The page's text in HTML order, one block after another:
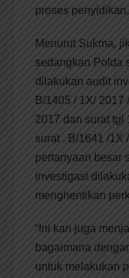
proses
Menurut Sukma,
sedangkan Polda
dilakukan audit
B/1405 / 1X/
2017 dan surat tgl
surat . B/1641 /1X
pertanyaan besar
investigasi
menghentikan
“Ini kan juga
bagaimana
untuk melakukan